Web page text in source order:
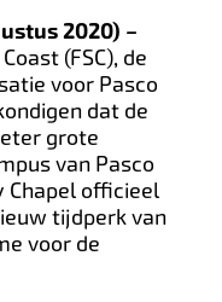
2020) –
(FSC), de
voor Pasco
dat de
grote
van Pasco
Chapel officieel
tijdperk van
voor de